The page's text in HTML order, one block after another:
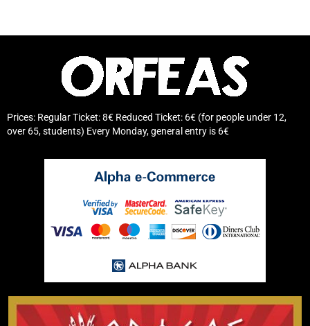
Prices: Regular Ticket: 8€ Reduced Ticket: 6€ (for people under 12,
over 65, students) Every Monday, general entry is 6€